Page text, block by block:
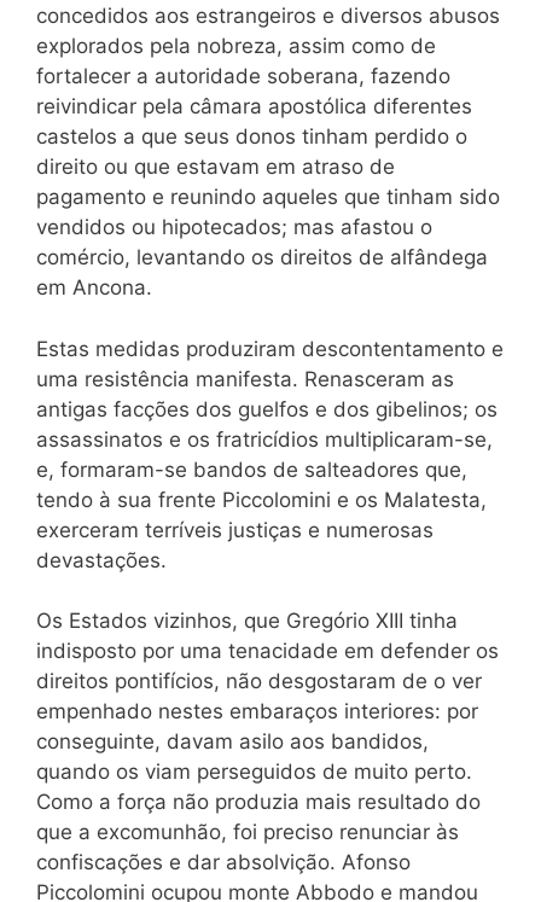
concedidos aos estrangeiros e diversos abusos
explorados pela nobreza, assim como de
fortalecer a autoridade soberana, fazendo
reivindicar pela câmara apostólica diferentes
castelos a que seus donos tinham perdido o
direito ou que estavam em atraso de
pagamento e reunindo aqueles que tinham sido
vendidos ou hipotecados; mas afastou o
comércio, levantando os direitos de alfândega
em Ancona.
Estas medidas produziram descontentamento e
uma resistência manifesta. Renasceram as
antigas facções dos guelfos e dos gibelinos; os
assassinatos e os fratricídios multiplicaram-se,
e, formaram-se bandos de salteadores que,
tendo à sua frente Piccolomini e os Malatesta,
exerceram terríveis justiças e numerosas
devastações.
Os Estados vizinhos, que Gregório XIII tinha
indisposto por uma tenacidade em defender os
direitos pontifícios, não desgostaram de o ver
empenhado nestes embaraços interiores: por
conseguinte, davam asilo aos bandidos,
quando os viam perseguidos de muito perto.
Como a força não produzia mais resultado do
que a excomunhão, foi preciso renunciar às
confiscações e dar absolvição. Afonso
Piccolomini ocupou monte Abbodo e mandou